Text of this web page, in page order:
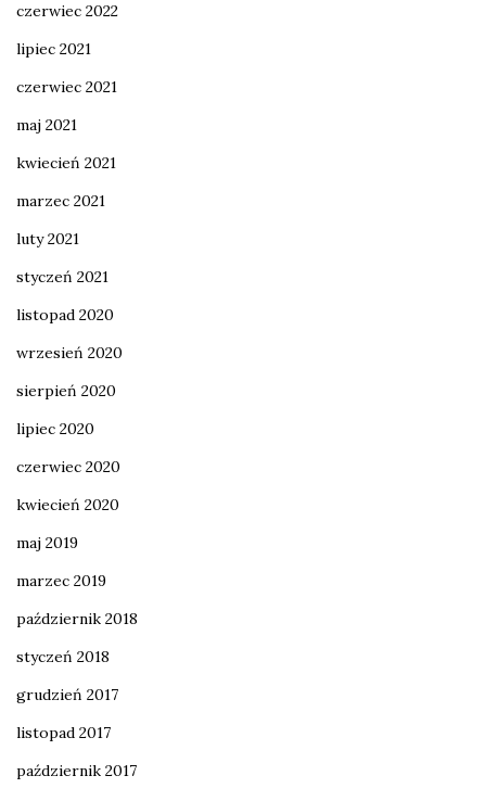
czerwiec 2022
lipiec 2021
czerwiec 2021
maj 2021
kwiecień 2021
marzec 2021
luty 2021
styczeń 2021
listopad 2020
wrzesień 2020
sierpień 2020
lipiec 2020
czerwiec 2020
kwiecień 2020
maj 2019
marzec 2019
październik 2018
styczeń 2018
grudzień 2017
listopad 2017
październik 2017